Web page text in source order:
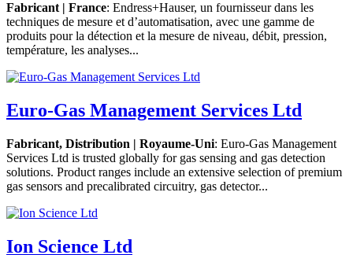
Fabricant | France: Endress+Hauser, un fournisseur dans les
techniques de mesure et d’automatisation, avec une gamme de
produits pour la détection et la mesure de niveau, débit, pression,
température, les analyses...
Euro-Gas Management Services Ltd
Fabricant, Distribution | Royaume-Uni: Euro-Gas Management
Services Ltd is trusted globally for gas sensing and gas detection
solutions. Product ranges include an extensive selection of premium
gas sensors and precalibrated circuitry, gas detector...
Ion Science Ltd